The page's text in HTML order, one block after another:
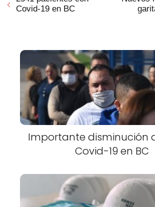
Covid-19 en BC
Importante disminución
Covid-19 en BC